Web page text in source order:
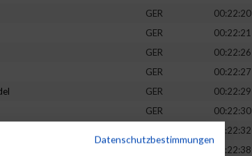
GER
00:22:20
GER
00:22:21
GER
00:22:26
GER
00:22:27
GER
00:22:29
GER
00:22:30
00:22:32
00:22:38
Datenschutzbestimmungen